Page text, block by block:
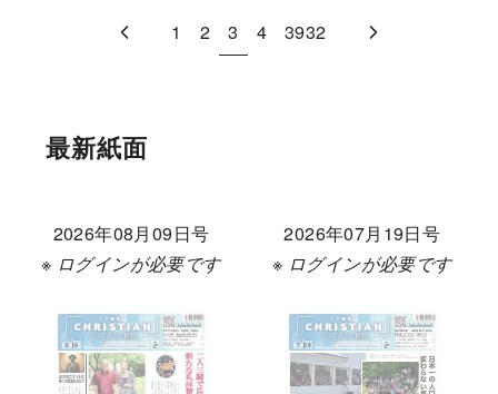
1 2 3 4 3932
最新紙面
2026年08月09日号
※ ログインが必要です
2026年07月19日号
※ ログインが必要です